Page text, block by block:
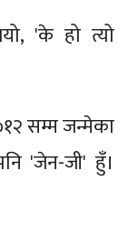
'के हो त्यो
सम्म जन्मेका
'जेन-जी' हुँ।